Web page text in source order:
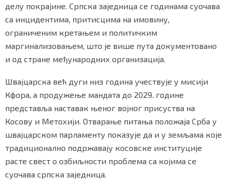
делу покрајине. Српска заједница се годинама суочава
са инцидентима, притисцима на имовину,
ограниченим кретањем и политичким
маргинализовањем, што је више пута документовано
и од стране међународних организација.
Швајцарска већ дуги низ година учествује у мисији
Кфора, а продужење мандата до 2029. године
представља наставак њеног војног присуства на
Косову и Метохији. Отварање питања положаја Срба у
швајцарском парламенту показује да и у земљама које
традиционално подржавају косовске институције
расте свест о озбиљности проблема са којима се
суочава српска заједница.
ПРЕУЗМИТЕ НАШУ АПЛИКАЦИЈУ